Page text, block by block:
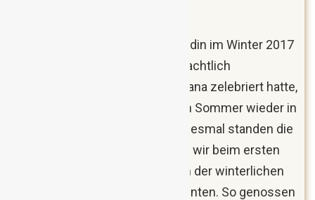
Nachdem ich mit meiner Freundin im Winter 2017
das weiß angezuckerte, weihnachtlich
wunderschön dekorierte Ljubljana zelebriert hatte,
zog es uns im darauffolgenden Sommer wieder in
die slowenische Hauptstadt. Diesmal standen die
Punkte auf dem Programm, die wir beim ersten
Mal aus Zeitmangel und wegen der winterlichen
Verhältnisse nicht machen konnten. So genossen